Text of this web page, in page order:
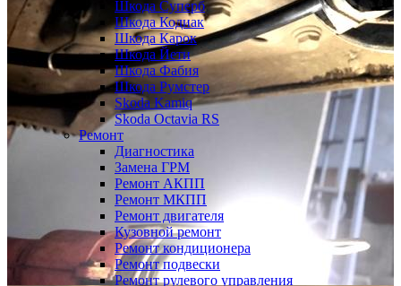
Шкода Суперб
Шкода Кодиак
Шкода Карок
Шкода Йети
Шкода Фабия
Шкода Румстер
Skoda Kamiq
Skoda Octavia RS
Ремонт
Диагностика
Замена ГРМ
Ремонт АКПП
Ремонт МКПП
Ремонт двигателя
Кузовной ремонт
Ремонт кондиционера
Ремонт подвески
Ремонт рулевого управления